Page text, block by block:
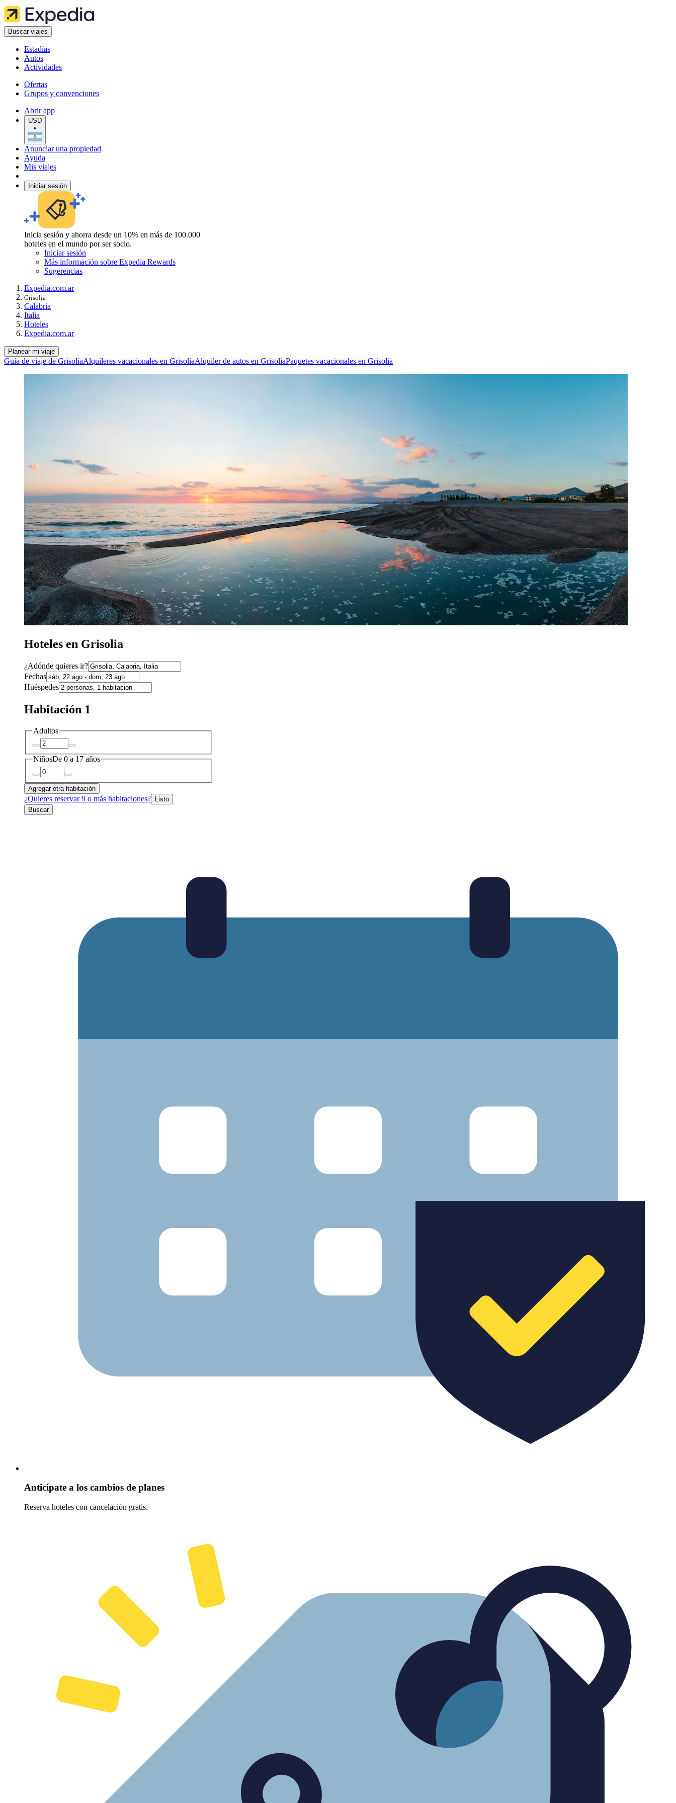
Buscar viajes
Estadías
Autos
Actividades
Ofertas
Grupos y convenciones
Abrir app
USD
•
Anunciar una propiedad
Ayuda
Mis viajes
Iniciar sesión
Inicia sesión y ahorra desde un 10% en más de 100.000
hoteles en el mundo por ser socio.
Iniciar sesión
Más información sobre Expedia Rewards
Sugerencias
Expedia.com.ar
Grisolia
Calabria
Italia
Hoteles
Expedia.com.ar
Planear mi viaje
Guía de viaje de GrisoliaAlquileres vacacionales en GrisoliaAlquiler de autos en GrisoliaPaquetes vacacionales en Grisolia
Hoteles en Grisolia
¿Adónde quieres ir?
Fechas
Huéspedes
Habitación 1
Adultos
NiñosDe 0 a 17 años
Agregar otra habitación
¿Quieres reservar 9 o más habitaciones? Listo
Buscar
Anticípate a los cambios de planes
Reserva hoteles con cancelación gratis.